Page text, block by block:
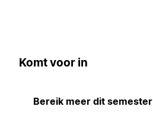
Komt voor in
Bereik meer dit semester